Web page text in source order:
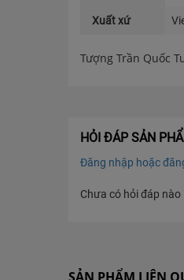
Xuất xứ
Tượng Trần Quốc
HỎI ĐÁP SẢN
Đăng nhập hoặc
Chưa có hỏi đáp nào